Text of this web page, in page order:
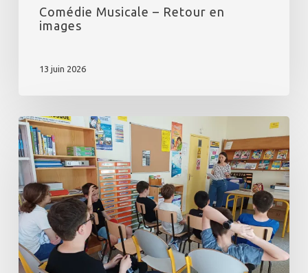
Comédie Musicale – Retour en
images
13 juin 2026
Midi
des
métiers
–
Parcours
avenir